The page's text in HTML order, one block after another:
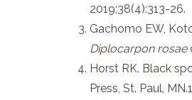
2019;38(4):313-26.
Gachomo EW,
Diplocarpon rosae
Horst RK. Black
Press, St. Paul,